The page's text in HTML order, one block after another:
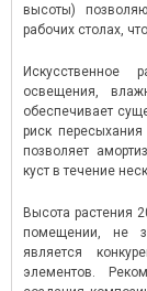
высоты)
рабочих столах,
Искусственное
освещения,
обеспечивает
риск
позволяет
куст в течение
Высота растения
помещении, не
является
элементов.